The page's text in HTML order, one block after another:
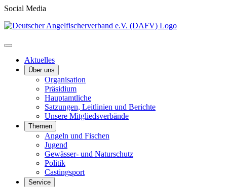
Social Media
Aktuelles
Über uns
Organisation
Präsidium
Hauptamtliche
Satzungen, Leitlinien und Berichte
Unsere Mitgliedsverbände
Themen
Angeln und Fischen
Jugend
Gewässer- und Naturschutz
Politik
Castingsport
Service